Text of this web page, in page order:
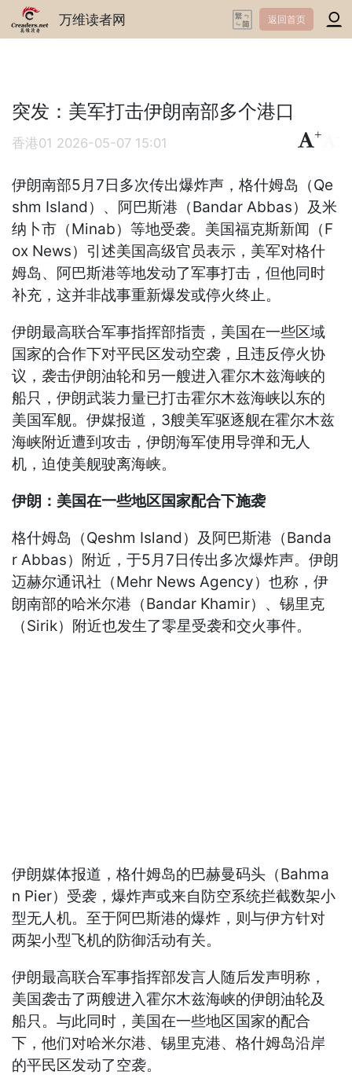
万维读者网 返回首页
突发：美军打击伊朗南部多个港口
香港01 2026-05-07 15:01
+
伊朗南部5月7日多次传出爆炸声，格什姆岛（Qe
shm Island）、阿巴斯港（Bandar Abbas）及米
纳卜市（Minab）等地受袭。美国福克斯新闻（F
ox News）引述美国高级官员表示，美军对格什
姆岛、阿巴斯港等地发动了军事打击，但他同时
补充，这并非战事重新爆发或停火终止。
伊朗最高联合军事指挥部指责，美国在一些区域
国家的合作下对平民区发动空袭，且违反停火协
议，袭击伊朗油轮和另一艘进入霍尔木兹海峡的
船只，伊朗武装力量已打击霍尔木兹海峡以东的
美国军舰。伊媒报道，3艘美军驱逐舰在霍尔木兹
海峡附近遭到攻击，伊朗海军使用导弹和无人
机，迫使美舰驶离海峡。
伊朗：美国在一些地区国家配合下施袭
格什姆岛（Qeshm Island）及阿巴斯港（Banda
r Abbas）附近，于5月7日传出多次爆炸声。伊朗
迈赫尔通讯社（Mehr News Agency）也称，伊
朗南部的哈米尔港（Bandar Khamir）、锡里克
（Sirik）附近也发生了零星受袭和交火事件。
伊朗媒体报道，格什姆岛的巴赫曼码头（Bahma
n Pier）受袭，爆炸声或来自防空系统拦截数架小
型无人机。至于阿巴斯港的爆炸，则与伊方针对
两架小型飞机的防御活动有关。
伊朗最高联合军事指挥部发言人随后发声明称，
美国袭击了两艘进入霍尔木兹海峡的伊朗油轮及
船只。与此同时，美国在一些地区国家的配合
下，他们对哈米尔港、锡里克港、格什姆岛沿岸
的平民区发动了空袭。